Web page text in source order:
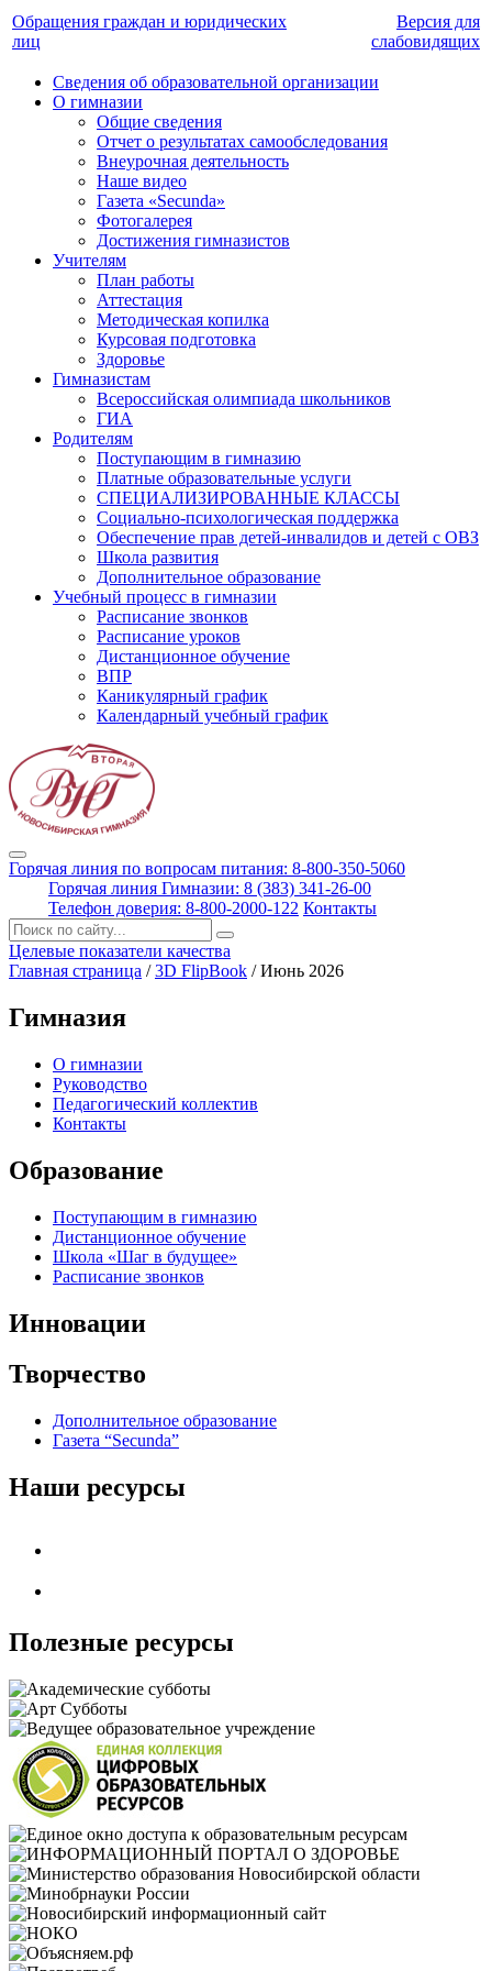
Обращения граждан и юридических
лиц
Версия для
слабовидящих
Сведения об образовательной организации
О гимназии
Общие сведения
Отчет о результатах самообследования
Внеурочная деятельность
Наше видео
Газета «Secunda»
Фотогалерея
Достижения гимназистов
Учителям
План работы
Аттестация
Методическая копилка
Курсовая подготовка
Здоровье
Гимназистам
Всероссийская олимпиада школьников
ГИА
Родителям
Поступающим в гимназию
Платные образовательные услуги
СПЕЦИАЛИЗИРОВАННЫЕ КЛАССЫ
Социально-психологическая поддержка
Обеспечение прав детей-инвалидов и детей с ОВЗ
Школа развития
Дополнительное образование
Учебный процесс в гимназии
Расписание звонков
Расписание уроков
Дистанционное обучение
ВПР
Каникулярный график
Календарный учебный график
Горячая линия по вопросам питания: 8-800-350-5060
Горячая линия Гимназии: 8 (383) 341-26-00
Телефон доверия: 8-800-2000-122 Контакты
Поиск:
Целевые показатели качества
Главная страница /3D FlipBook /Июнь 2026
Гимназия
О гимназии
Руководство
Педагогический коллектив
Контакты
Образование
Поступающим в гимназию
Дистанционное обучение
Школа «Шаг в будущее»
Расписание звонков
Инновации
Творчество
Дополнительное образование
Газета “Secunda”
Наши ресурсы
Полезные ресурсы